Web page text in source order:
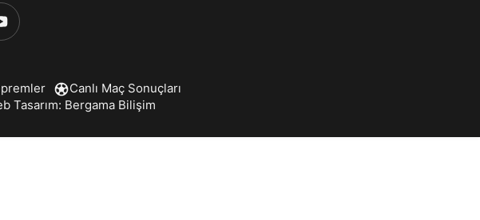
Canlı Maç Sonuçları
Tasarım: Bergama Bilişim